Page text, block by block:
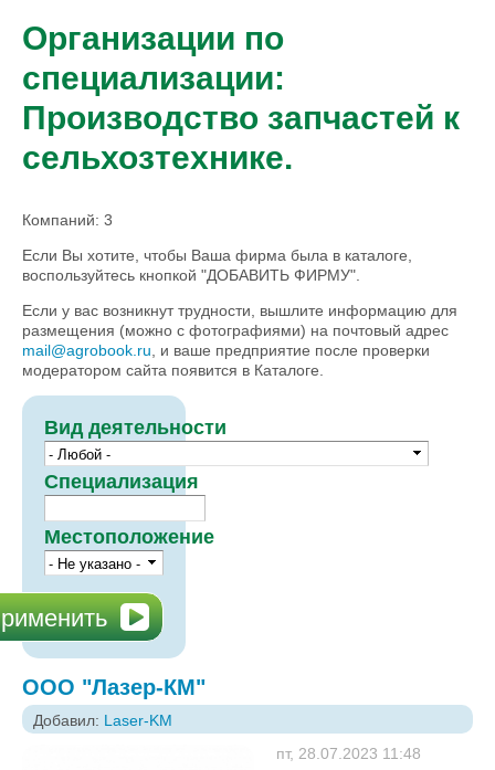
Организации по
специализации:
Производство запчастей к
сельхозтехнике.
Компаний: 3
Если Вы хотите, чтобы Ваша фирма была в каталоге,
воспользуйтесь кнопкой "ДОБАВИТЬ ФИРМУ".
Если у вас возникнут трудности, вышлите информацию для
размещения (можно с фотографиями) на почтовый адрес
mail@agrobook.ru , и ваше предприятие после проверки
модератором сайта появится в Каталоге.
Вид деятельности
Специализация
Местоположение
ООО "Лазер-КМ"
Добавил: Laser-KM
пт, 28.07.2023 11:48